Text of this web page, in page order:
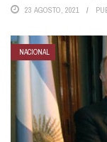
23 AGOSTO, 2021
NACIONAL